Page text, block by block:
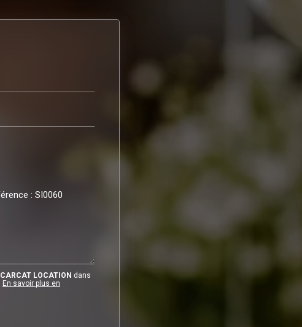
CARCAT LOCATION dans
En savoir plus en